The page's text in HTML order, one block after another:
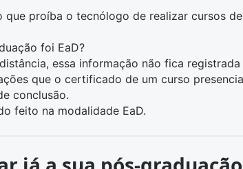
que proíba o tecnólogo de realizar cursos
foi EaD?
, essa informação não fica
que o certificado de um curso
conclusão.
feito na modalidade EaD.